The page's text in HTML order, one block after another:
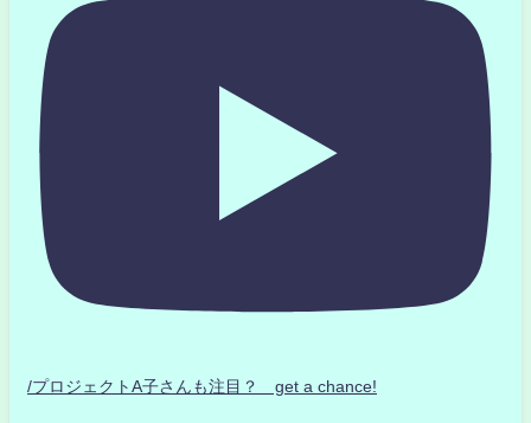
/プロジェクトA子さんも注目？ get a chance!